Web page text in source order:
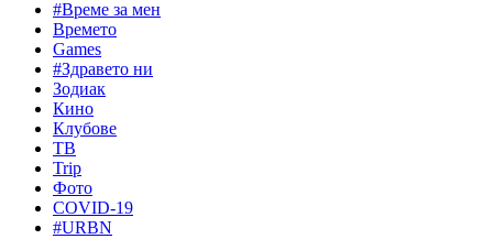
#Време за мен
Времето
Games
#Здравето ни
Зодиак
Кино
Клубове
ТВ
Trip
Фото
COVID-19
#URBN